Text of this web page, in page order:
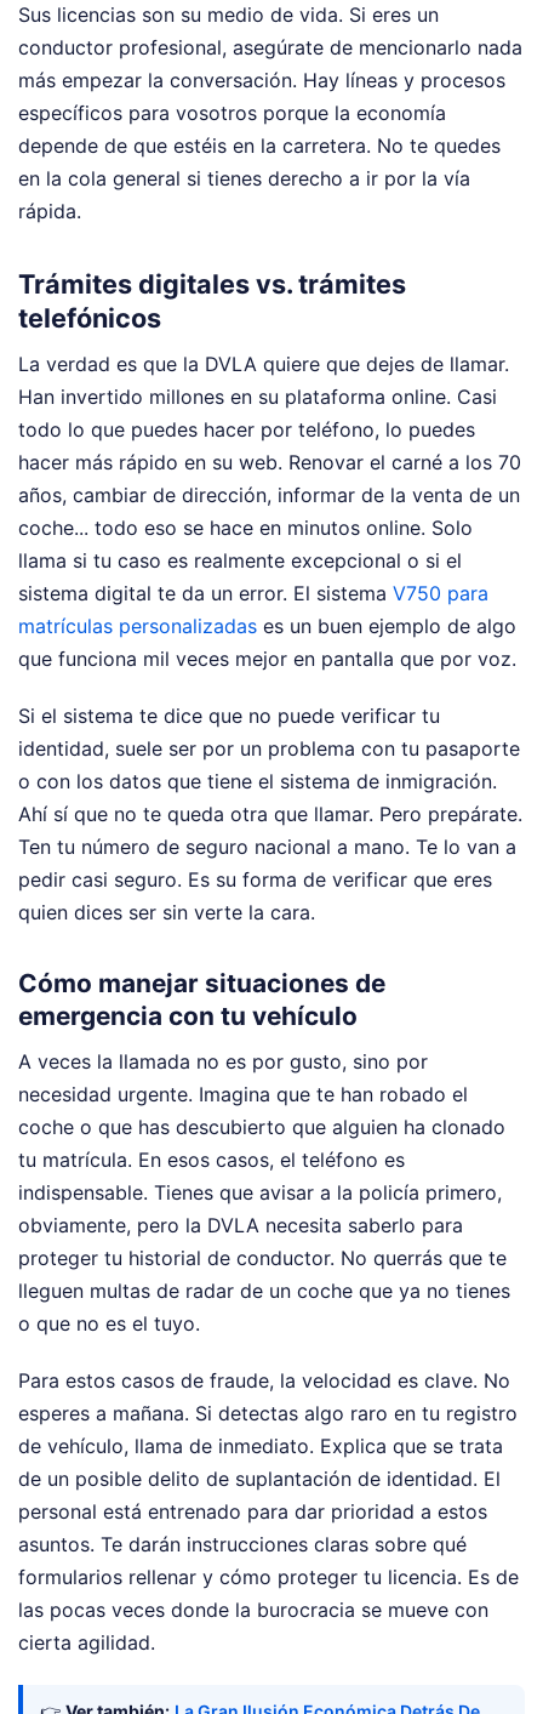
Sus licencias son su medio de vida. Si eres un
conductor profesional, asegúrate de mencionarlo nada
más empezar la conversación. Hay líneas y procesos
específicos para vosotros porque la economía
depende de que estéis en la carretera. No te quedes
en la cola general si tienes derecho a ir por la vía
rápida.
Trámites digitales vs. trámites
telefónicos
La verdad es que la DVLA quiere que dejes de llamar.
Han invertido millones en su plataforma online. Casi
todo lo que puedes hacer por teléfono, lo puedes
hacer más rápido en su web. Renovar el carné a los 70
años, cambiar de dirección, informar de la venta de un
coche... todo eso se hace en minutos online. Solo
llama si tu caso es realmente excepcional o si el
sistema digital te da un error. El sistema V750 para
matrículas personalizadas es un buen ejemplo de algo
que funciona mil veces mejor en pantalla que por voz.
Si el sistema te dice que no puede verificar tu
identidad, suele ser por un problema con tu pasaporte
o con los datos que tiene el sistema de inmigración.
Ahí sí que no te queda otra que llamar. Pero prepárate.
Ten tu número de seguro nacional a mano. Te lo van a
pedir casi seguro. Es su forma de verificar que eres
quien dices ser sin verte la cara.
Cómo manejar situaciones de
emergencia con tu vehículo
A veces la llamada no es por gusto, sino por
necesidad urgente. Imagina que te han robado el
coche o que has descubierto que alguien ha clonado
tu matrícula. En esos casos, el teléfono es
indispensable. Tienes que avisar a la policía primero,
obviamente, pero la DVLA necesita saberlo para
proteger tu historial de conductor. No querrás que te
lleguen multas de radar de un coche que ya no tienes
o que no es el tuyo.
Para estos casos de fraude, la velocidad es clave. No
esperes a mañana. Si detectas algo raro en tu registro
de vehículo, llama de inmediato. Explica que se trata
de un posible delito de suplantación de identidad. El
personal está entrenado para dar prioridad a estos
asuntos. Te darán instrucciones claras sobre qué
formularios rellenar y cómo proteger tu licencia. Es de
las pocas veces donde la burocracia se mueve con
cierta agilidad.